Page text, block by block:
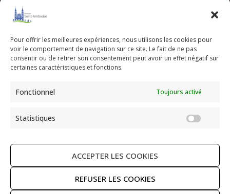
Pour offrir les meilleures expériences, nous utilisons les cookies pour
voir le comportement de navigation sur ce site. Le fait de ne pas
consentir ou de retirer son consentement peut avoir un effet négatif sur
certaines caractéristiques et fonctions.
Fonctionnel Toujours activé
Statistiques
ACCEPTER LES COOKIES
REFUSER LES COOKIES
Paroisse Saint Ambroise
33 avenue Parmentier - 75011 Paris
01 43 55 56 18
RECHERCHER